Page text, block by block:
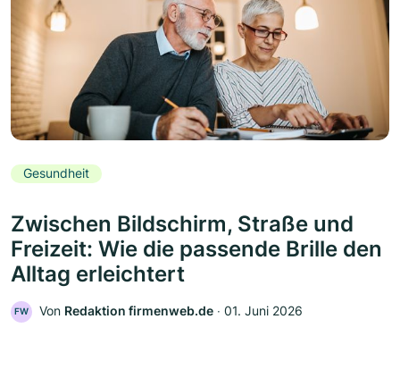
Gesundheit
Zwischen Bildschirm, Straße und
Freizeit: Wie die passende Brille den
Alltag erleichtert
FW Von Redaktion firmenweb.de ‧ 01. Juni 2026